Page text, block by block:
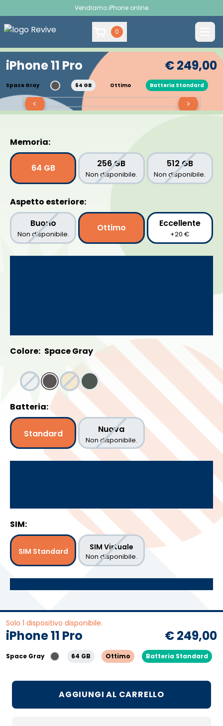
Vendiamo iPhone online
0
iPhone 11 Pro € 249,00
Space Gray 64 GB Ottimo Batteria Standard
>
<
Memoria:
64 GB 256 GB
Non disponibile.
512 GB
Non disponibile.
Aspetto esteriore:
Buono
Non disponibile.
Ottimo Eccellente
+20 €
Colore: Space Gray
Batteria:
Standard Nuova
Non disponibile.
SIM:
SIM Standard SIM Virtuale
Non disponibile.
Solo 1 dispositivo disponibile.
iPhone 11 Pro € 249,00
Space Gray 64 GB Ottimo Batteria Standard
AGGIUNGI AL CARRELLO